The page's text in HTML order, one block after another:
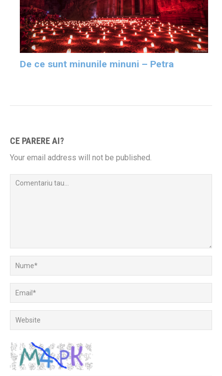
De ce sunt minunile minuni – Petra
CE PARERE AI?
Your email address will not be published.